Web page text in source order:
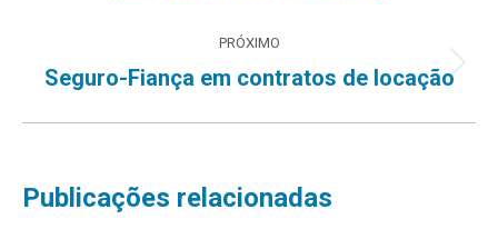
PRÓXIMO
Próximo
Seguro-Fiança em contratos de locação
Publicações relacionadas